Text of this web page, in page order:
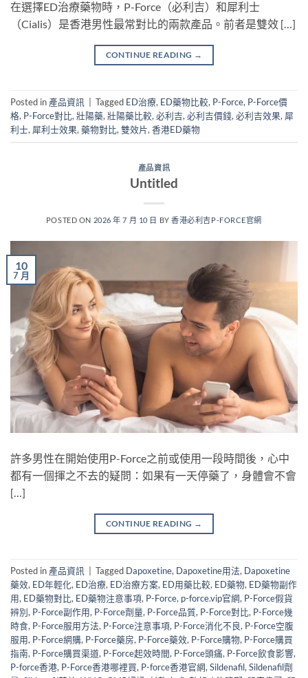
在選擇ED治療藥物時，P-Force（必利吉）和犀利士
（Cialis）是香港男性最常對比的兩款產品。前者是雙效 […]
CONTINUE READING →
Posted in 產品資訊 Tagged ED治療, ED藥物比較, P-Force, P-Force價
格, P-Force對比, 壯陽藥, 壯陽藥比較, 必利吉, 必利吉價錢, 必利吉效果, 犀
利士, 犀利士效果, 藥物對比, 雙效片, 香港ED藥物
產品資訊
Untitled
POSTED ON 2026 年 7 月 10 日 BY香港必利吉P-FORCE官網
10
7 月
許多男性在開始使用P-Force之前或使用一段時間後，心中
都有一個揮之不去的疑問：如果有一天停藥了，身體會不會
[…]
CONTINUE READING →
Posted in 產品資訊 Tagged Dapoxetine, Dapoxetine用法, Dapoxetine
藥效, ED年輕化, ED治療, ED治療方案, ED用藥比較, ED藥物, ED藥物副作
用, ED藥物對比, ED藥物注意事項, P-Force, p-force.vip官網, P-Force假貨
辨別, P-Force副作用, P-Force劑量, P-Force品質, P-Force對比, P-Force幾
時食, P-Force服用方法, P-Force注意事項, P-Force消化不良, P-Force空腹
服用, P-Force網購, P-Force藥房, P-Force藥效, P-Force購物, P-Force購買
指南, P-Force購買渠道, P-Force起效時間, P-Force頭痛, P-Force飲食影響,
P-force香港, P-Force香港哪裡買, P-force香港官網,Sildenafil,Sildenafil劑